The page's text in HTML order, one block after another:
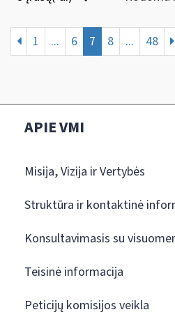
1 ... 6 7 8 ... 48
APIE VMI
Misija, Vizija ir Vertybės
Struktūra ir kontaktinė
Konsultavimasis su
Teisinė informacija
Peticijų komisijos veikla